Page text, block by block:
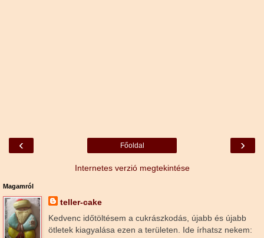
‹ ›
Főoldal
Internetes verzió megtekintése
Magamról
teller-cake
Kedvenc időtöltésem a cukrászkodás, újabb és újabb
ötletek kiagyalása ezen a területen. Ide írhatsz nekem: